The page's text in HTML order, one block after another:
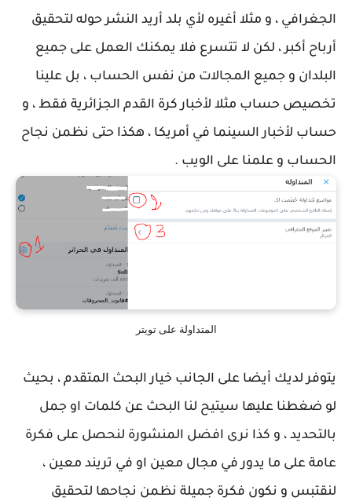
الجغرافي ، و مثلا أغيره لأي بلد أريد النشر حوله لتحقيق
أرباح أكبر ، لكن لا تتسرع فلا يمكنك العمل على جميع
البلدان و جميع المجالات من نفس الحساب ، بل علينا
تخصيص حساب مثلا لأخبار كرة القدم الجزائرية فقط ، و
حساب لأخبار السينما في أمريكا ، هكذا حتى نظمن نجاح
الحساب و علمنا على الويب .
المتداولة على تويتر
يتوفر لديك أيضا على الجانب خيار البحث المتقدم ، بحيث
لو ضغطنا عليها سيتيح لنا البحث عن كلمات او جمل
بالتحديد ، و كذا نرى افضل المنشورة لنحصل على فكرة
عامة على ما يدور في مجال معين او في تريند معين ،
لنقتبس و نكون فكرة جميلة نظمن نجاحها لتحقيق